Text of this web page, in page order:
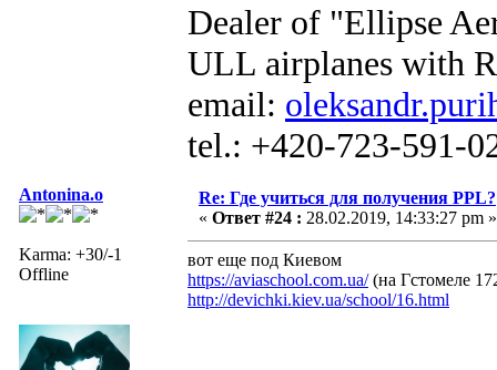
Dealer of "Ellipse
ULL airplanes with
email:
tel.: +420-723-591-
Antonina.o
Karma: +30/-1
Offline
Re: Где учиться для получения PPL?
« Ответ #24 : 28.02.2019, 14:33:27 pm »
вот еще под Киевом
https://aviaschool.com.ua/(на Гстомеле
http://devichki.kiev.ua/school/16.html